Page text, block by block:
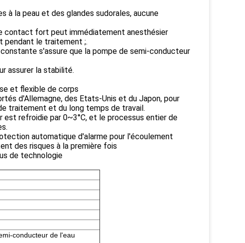
à la peau et des glandes sudorales, aucune
contact fort peut immédiatement anesthésier
pendant le traitement ;.
s'assure que la pompe de semi-conducteur
assurer la stabilité.
et flexible de corps
d'Allemagne, des Etats-Unis et du Japon, pour
traitement et du long temps de travail.
refroidie par 0~3°C, et le processus entier de
automatique d'alarme pour l'écoulement
des risques à la première fois
de technologie
conducteur de l'eau